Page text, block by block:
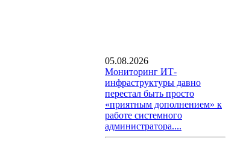
05.08.2026
Мониторинг ИТ-
инфраструктуры давно
перестал быть просто
«приятным дополнением» к
работе системного
администратора....